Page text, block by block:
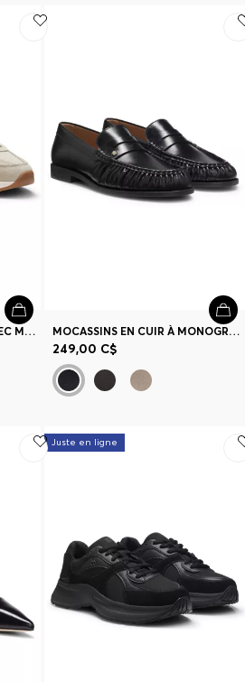
BASKETS EN CUIR SUÉDÉ AVEC MONOGRAMME DOUBLE B MOCASSINS EN CUIR À MONOGRAMME DOUBLE B
249,00 C$
Juste en ligne